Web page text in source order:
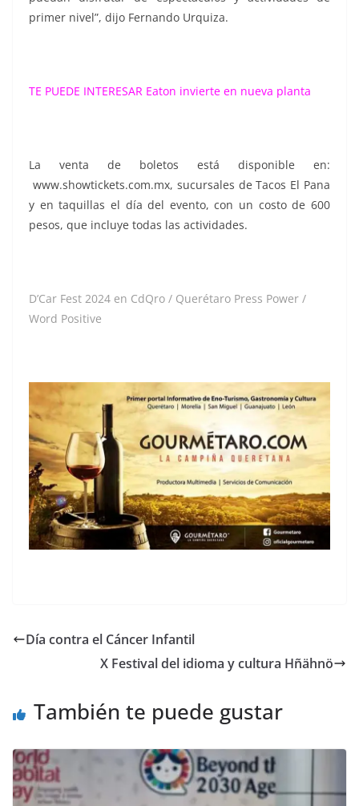
primer nivel”, dijo Fernando Urquiza.
TE PUEDE INTERESAR Eaton invierte en nueva planta
La venta de boletos está disponible en:
www.showtickets.com.mx, sucursales de Tacos El Pana
y en taquillas el día del evento, con un costo de 600
pesos, que incluye todas las actividades.
D’Car Fest 2024 en CdQro / Querétaro Press Power /
Word Positive
Día contra el Cáncer Infantil
X Festival del idioma y cultura Hñähnö
También te puede gustar